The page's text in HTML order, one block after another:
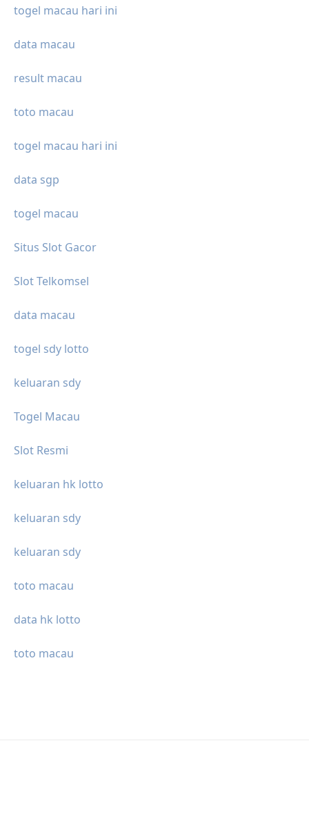
togel macau hari ini
data macau
result macau
toto macau
togel macau hari ini
data sgp
togel macau
Situs Slot Gacor
Slot Telkomsel
data macau
togel sdy lotto
keluaran sdy
Togel Macau
Slot Resmi
keluaran hk lotto
keluaran sdy
keluaran sdy
toto macau
data hk lotto
toto macau